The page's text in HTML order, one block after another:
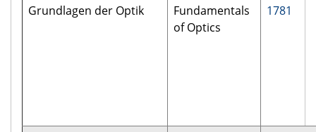
Grundlagen der Optik
Fundamentals
of Optics
1781